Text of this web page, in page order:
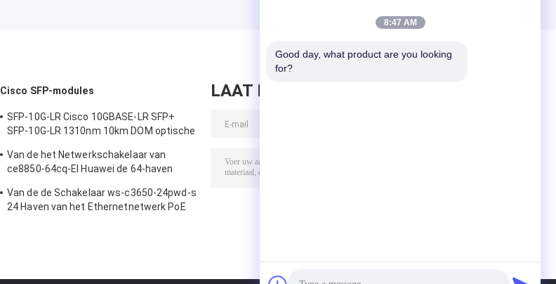
Cisco SFP-modules
SFP-10G-LR Cisco 10GBASE-LR SFP+
SFP-10G-LR 1310nm 10km DOM optische
Van de het Netwerkschakelaar van
ce8850-64cq-EI Huawei de 64-haven
Ventilator
Van de de Schakelaar ws-c3650-24pwd-s
24 Haven van het Ethernetnetwerk PoE
LAAT BERICHT ACHTER
8:47 AM
Good day, what product are you looking
for?